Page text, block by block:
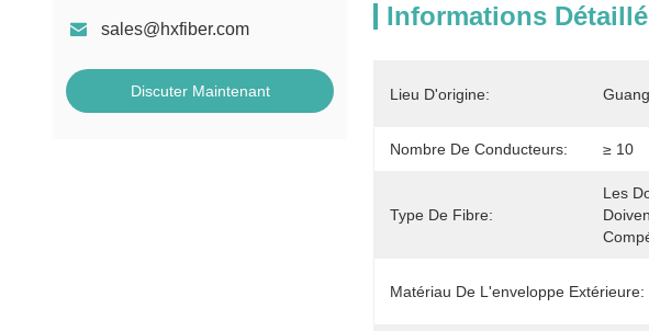
sales@hxfiber.com
Discuter Maintenant
Informations
Lieu D'origine:
Nombre De Conducteurs: ≥ 10
Type De Fibre:
Les
Matériau De L'enveloppe Extérieure: